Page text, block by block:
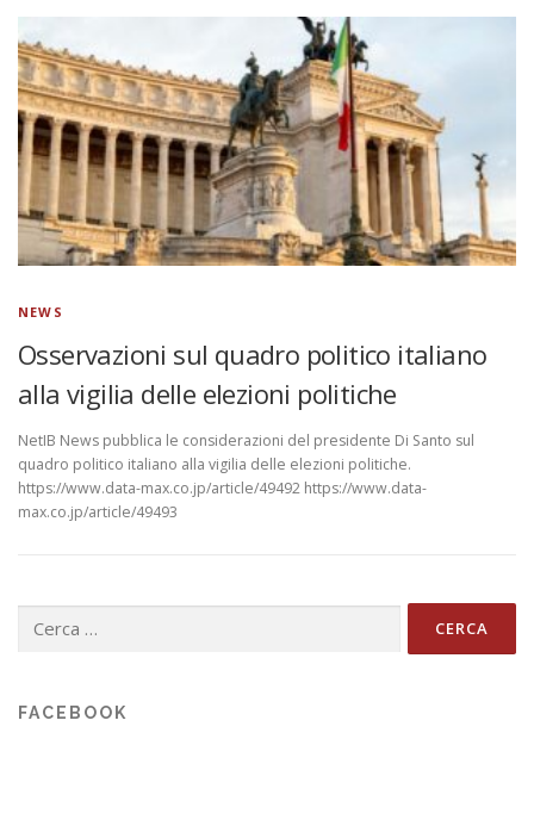
NEWS
Osservazioni sul quadro politico italiano
alla vigilia delle elezioni politiche
NetIB News pubblica le considerazioni del presidente Di Santo sul
quadro politico italiano alla vigilia delle elezioni politiche.
https://www.data-max.co.jp/article/49492 https://www.data-
max.co.jp/article/49493
per:
FACEBOOK